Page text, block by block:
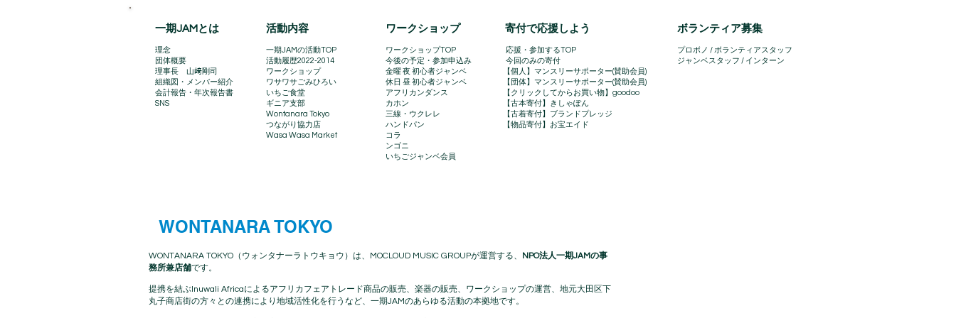
一期JAMとは 活動内容
理念
団体概要
理事長 山﨑剛司
組織図・メンバー紹介
会計報告​・年次報告書
SNS
一期JAMの活動TOP
​活動履歴2022-2014
ワークショップ
ワサワサごみひろい
いちご食堂
ギニア支部
Wontanara Tokyo
​つながり協力店
Wasa Wasa Market​
​ワークショップ 寄付で応援しよう
ワークショップTOP
今後の予定・参加申込み
金曜 夜 初心者ジャンベ
休日 昼 初心者ジャンベ
アフリカンダンス
カホン
三線・ウクレレ
ハンドパン
コラ
ンゴニ
いちごジャンベ会員
応援・参加するTOP
今回のみの寄付
【個人】マンスリーサポーター(賛助会員)
【団体】マンスリーサポーター(賛助会員)
【クリックしてからお買い物】goodoo
【古本寄付】きしゃぽん
【古着寄付】ブランドプレッジ
【物品寄付】お宝エイド
ボランティア募集
プロボノ / ボランティアスタッフ
​ジャンベスタッフ / インターン
WONTANARA TOKYO
WONTANARA TOKYO（ウォンタナーラトウキョウ）は、MOCLOUD MUSIC GROUPが運営する、 NPO法人一期JAMの事
務所兼店舗です。
提携を結ぶInuwali Africaによるアフリカフェアトレード商品の販売、楽器の販売、ワークショップの運営、地元大田区下
丸子商店街の方々との連携により地域活性化を行うなど、一期JAMのあらゆる活動の本拠地です。